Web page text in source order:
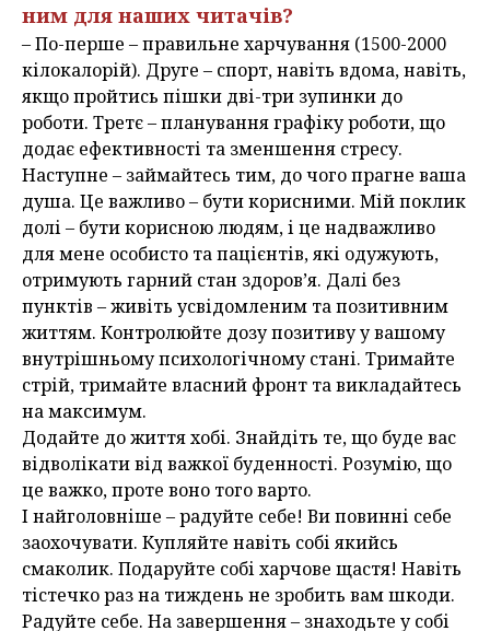
ним для наших читачів?
– По-перше – правильне харчування (1500-2000
кілокалорій). Друге – спорт, навіть вдома, навіть,
якщо пройтись пішки дві-три зупинки до
роботи. Третє – планування графіку роботи, що
додає ефективності та зменшення стресу.
Наступне – займайтесь тим, до чого прагне ваша
душа. Це важливо – бути корисними. Мій поклик
долі – бути корисною людям, і це надважливо
для мене особисто та пацієнтів, які одужують,
отримують гарний стан здоров’я. Далі без
пунктів – живіть усвідомленим та позитивним
життям. Контролюйте дозу позитиву у вашому
внутрішньому психологічному стані. Тримайте
стрій, тримайте власний фронт та викладайтесь
на максимум.
Додайте до життя хобі. Знайдіть те, що буде вас
відволікати від важкої буденності. Розумію, що
це важко, проте воно того варто.
І найголовніше – радуйте себе! Ви повинні себе
заохочувати. Купляйте навіть собі якийсь
смаколик. Подаруйте собі харчове щастя! Навіть
тістечко раз на тиждень не зробить вам шкоди.
Радуйте себе. На завершення – знаходьте у собі